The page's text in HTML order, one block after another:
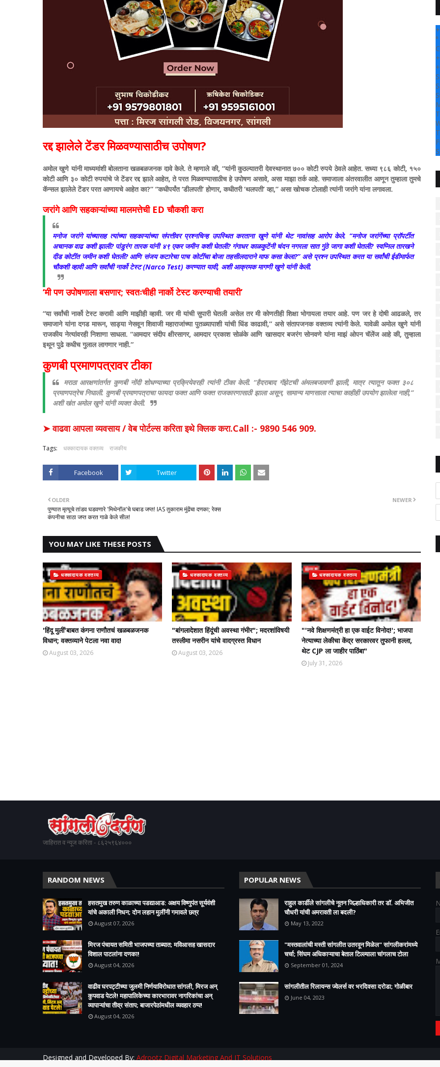
रद्द झालेले टेंडर मिळवण्यासाठीच उपोषण?
अमोल खुणे यांनी माध्यमांशी बोलताना खळबळजनक दावे केले. ते म्हणाले की, “यांनी कुठल्यातरी देवस्थानात ७०० कोटी रुपये ठेवले आहेत. सध्या ९८६ कोटी, १५०
कोटी आणि ३० कोटी रुपयांचे जे टेंडर रद्द झाले आहेत, ते परत मिळवण्यासाठीच हे उपोषण असावे, असा माझा तर्क आहे. समाजाला अंतरवालीत आणून तुम्हाला तुमचे
कॅन्सल झालेले टेंडर परत आणायचे आहेत का?” “कधीपर्यंत ‘डीलपती’ होणार, कधीतरी ‘थलपती’ व्हा,” असा खोचक टोलाही त्यांनी जरांगे यांना लगावला.
जरांगे आणि सहकाऱ्यांच्या मालमत्तेची ED चौकशी करा
मनोज जरांगे यांच्यासह त्यांच्या सहकाऱ्यांच्या संपत्तीवर प्रश्नचिन्ह उपस्थित करताना खुणे यांनी थेट नावांसह आरोप केले. “मनोज जरांगेंच्या प्रॉपर्टीत
अचानक वाढ कशी झाली? पांडुरंग तारक यांनी ४९ एकर जमीन कशी घेतली? गंगाधर काळकुटेंनी चंदन नगरला सात गुंठे जागा कशी घेतली? स्वप्निल तारखने
दीड कोटींत जमीन कशी घेतली? आणि संजय कटारेचा पाच कोटींचा बोजा तहसीलदाराने माफ कसा केला?” असे प्रश्न उपस्थित करत या सर्वांची ईडीमार्फत
चौकशी व्हावी आणि सर्वांची नार्को टेस्ट (Narco Test) करण्यात यावी, अशी आक्रमक मागणी खुणे यांनी केली.
‘मी पण उपोषणाला बसणार; स्वतःचीही नार्को टेस्ट करण्याची तयारी’
“या सर्वांची नार्को टेस्ट करावी आणि माझीही व्हावी. जर मी यांची सुपारी घेतली असेल तर मी कोणतीही शिक्षा भोगायला तयार आहे. पण जर हे दोषी आढळले, तर
समाजाने यांना दगड मारून, साड्या नेसवून शिवाजी महाराजांच्या पुतळ्यापाशी यांची धिंड काढावी,” असे संतापजनक वक्तव्य त्यांनी केले. यावेळी अमोल खुणे यांनी
राजकीय नेत्यांवरही निशाणा साधला. “आमदार संदीप क्षीरसागर, आमदार प्रकाश सोळंके आणि खासदार बजरंग सोनवणे यांना माझं ओपन चॅलेंज आहे की, तुम्हाला
इथून पुढे कधीच गुलाल लागणार नाही.”
कुणबी प्रमाणपत्रावर टीका
मराठा आरक्षणांतर्गत कुणबी नोंदी शोधण्याच्या प्रक्रियेवरही त्यांनी टीका केली. “हैदराबाद गॅझेटची अंमलबजावणी झाली, मात्र त्यातून फक्त ३०८
प्रमाणपत्रेच निघाली. कुणबी प्रमाणपत्राचा फायदा फक्त आणि फक्त राजकारणासाठी झाला असून, सामान्य माणसाला त्याचा काहीही उपयोग झालेला नाही,”
अशी खंत अमोल खुणे यांनी व्यक्त केली.
➤ वाढवा आपला व्यवसाय / वेब पोर्टल्स करिता इथे क्लिक करा.Call :- 9890 546 909.
Tags: धक्कादायक वक्तव्य राजकीय
Facebook Twitter
NEWER
OLDER
पुण्यात मृत्यूचे तांडव घडवणारे 'मिथेनॉल'चे घबाड जप्त! IAS तुकाराम मुंढेंचा दणका; रेक्स
कंपनीचा साठा जप्त करत गाळे केले सील!
YOU MAY LIKE THESE POSTS
धक्कादायक वक्तव्य
​'हिंदू मुलीं'बाबत कंगना राणौतचं खळबळजनक
विधान; वक्तव्याने पेटला नवा वाद!
August 03, 2026
धक्कादायक वक्तव्य
​"बांगलादेशात हिंदूंची अवस्था गंभीर"; मदरशांविषयी
तस्लीमा नसरीन यांचे वादग्रस्त विधान
August 03, 2026
धक्कादायक वक्तव्य
"'नवे शिक्षणमंत्री हा एक वाईट विनोद!'; भाजपा
नेत्याच्या लेकीचा केंद्र सरकारवर तुफानी हल्ला,
थेट CJP ला जाहीर पाठिंबा"
July 31, 2026
+
°
C
+
+
जाहिरात व न्यूज करिता - ८६२५९६४०००
RANDOM NEWS
हसतमुख तरुण काळाच्या पडद्याआड: अक्षय विष्णुपंत सूर्यवंशी
यांचे अकाली निधन; दोन लहान मुलींनी गमावले छत्र
August 07, 2026
मिरज पंचायत समिती भाजपच्या ताब्यात; मविआसह खासदार
विशाल पाटलांना दणका!
August 04, 2026
वाढीव घरपट्टीच्या जुलमी निर्णयाविरोधात सांगली, मिरज अन्
कुपवाड पेटले! महापालिकेच्या कारभारावर नागरिकांचा अन्
व्यापाऱ्यांचा तीव्र संताप; बाजारपेठांमधील व्यवहार ठप्प!​
August 04, 2026
POPULAR NEWS
राहुल कार्डीले सांगलीचे नूतन जिल्हाधिकारी तर डॉ. अभिजीत
चौधरी यांची अमरावती ला बदली?
May 13, 2022
"मस्तवालांची मस्ती सांगलीत उतरवून मिळेल" सांगलीकरांमध्ये
चर्चा; सिंघम अधिकाऱ्याचा बेताल टिल्ल्याला चांगलाच टोला
September 01, 2024
सांगलीतील रिलायन्स ज्वेलर्स वर भरदिवसा दरोडा; गोळीबार
June 04, 2023
Designed and Developed By: Adrootz Digital Marketing And IT Solutions